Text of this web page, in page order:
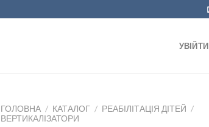
УВІЙТИ
ГОЛОВНА / КАТАЛОГ / РЕАБІЛІТАЦІЯ ДІТЕЙ /
ВЕРТИКАЛІЗАТОРИ